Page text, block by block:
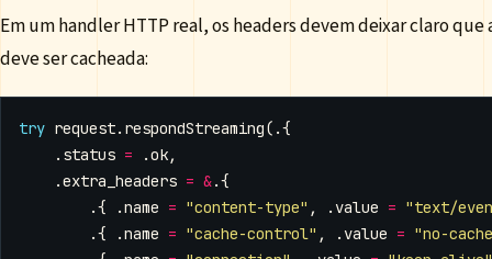
Em um handler HTTP real, os headers devem deixar claro que
deve ser cacheada:
try request. respondStreaming(.{
. status = .ok,
.extra_headers = &.{
.{
.name = "content-type" , . value = "text/
.{
.name = "cache-control" , . value = "no-